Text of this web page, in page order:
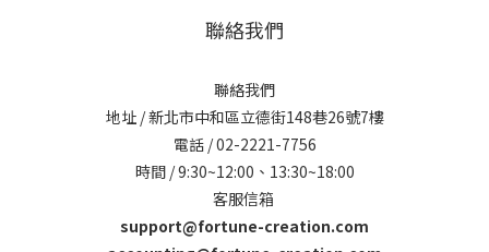
聯絡我們
聯絡我們
地址 / 新北市中和區立德街148巷26號7樓
電話 / 02-2221-7756
時間 / 9:30~12:00、13:30~18:00
客服信箱
support@fortune-creation.com